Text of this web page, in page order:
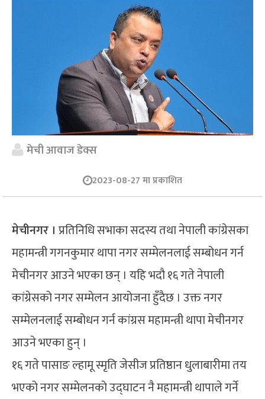
मेची आवाज डेक्स
2023-08-27 मा प्रकाशित
मेचीनगर । प्रतिनिधि सभाका सदस्य तथा नेपाली कांग्रेसका
महामन्त्री गगनकुमार थापा नगर सम्मेलनलाई सम्बोधन गर्न
मेचीनगर आउने भएका छन् । यहि भदौ १६ गते नेपाली
कांग्रेसको नगर सम्मेलन आयोजना हुँदैछ । उक्त नगर
सम्मेलनलाई सम्बोधन गर्न कांग्रस महामन्त्री थापा मेचीनगर
आउने भएका हुन् ।
१६ गते पासाङ ल्हामू स्मृति जेसीज प्रतिष्ठान धुलाबारीमा तय
भएको नगर सम्मेलनको उद्घाटन नै महामन्त्री थापाले गर्ने